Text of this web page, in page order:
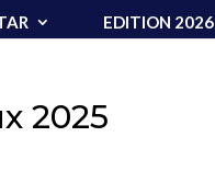
EDITION 2026
2025